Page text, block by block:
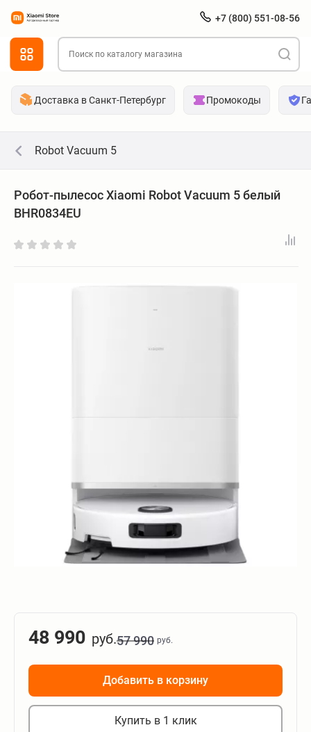
+7 (800) 551-08-56
Доставка в Санкт-Петербург Промокоды
Robot Vacuum 5
Робот-пылесос Xiaomi Robot Vacuum 5 белый
BHR0834EU
48 990 руб.57 990 руб.
Добавить в корзину
Купить в 1 клик